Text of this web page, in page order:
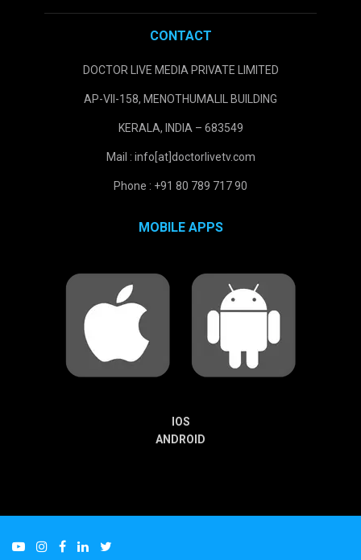
CONTACT
DOCTOR LIVE MEDIA PRIVATE LIMITED
AP-VII-158, MENOTHUMALIL BUILDING
KERALA, INDIA – 683549
Mail : info[at]doctorlivetv.com
Phone : +91 80 789 717 90
MOBILE APPS
IOS
ANDROID